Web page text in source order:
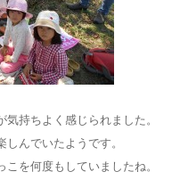
持ちよく感じられました。
んでいたようです。
を何度もしていましたね。